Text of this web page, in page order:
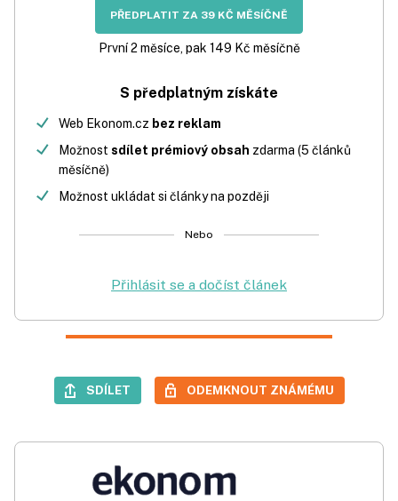
PŘEDPLATIT ZA 39 KČ MĚSÍČNĚ
První 2 měsíce, pak 149 Kč měsíčně
S předplatným získáte
Web Ekonom.cz bez reklam
Možnost sdílet prémiový obsah zdarma (5 článků
měsíčně)
Možnost ukládat si články na později
Nebo
Přihlásit se a dočíst článek
SDÍLET ODEMKNOUT ZNÁMÉMU